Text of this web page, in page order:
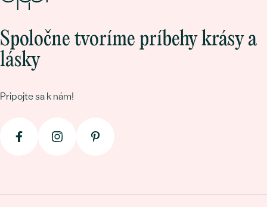
Spoločne tvoríme príbehy krásy a
lásky
Pripojte sa k nám!